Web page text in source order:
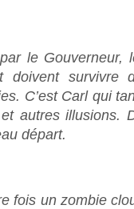
le Gouverneur,
doivent survivre
C’est Carl qui
autres illusions.
départ.
fois un zombie